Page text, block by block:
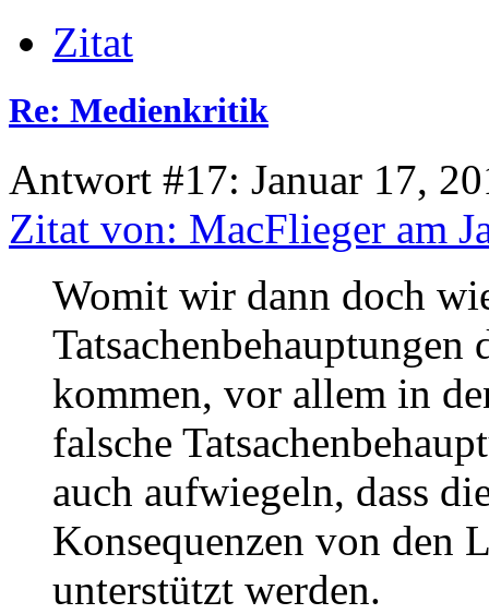
Zitat
Re: Medienkritik
Antwort #17: Januar 17,
Zitat von: MacFlieger am
Womit wir dann doch
Tatsachenbehauptungen
kommen, vor allem in
falsche
auch aufwiegeln, dass
Konsequenzen von den
unterstützt werden.